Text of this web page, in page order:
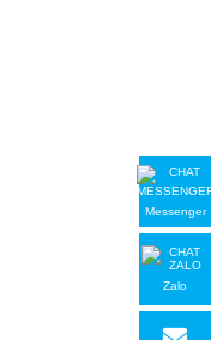
Messenger
Zalo